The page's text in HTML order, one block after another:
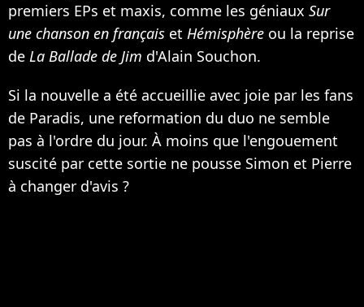
premiers EPs et maxis, comme les géniaux Sur
une chanson en français et Hémisphère ou la reprise
de La Ballade de Jim d'Alain Souchon.
Si la nouvelle a été accueillie avec joie par les fans
de Paradis, une reformation du duo ne semble
pas à l'ordre du jour. À moins que l'engouement
suscité par cette sortie ne pousse Simon et Pierre
à changer d'avis ?